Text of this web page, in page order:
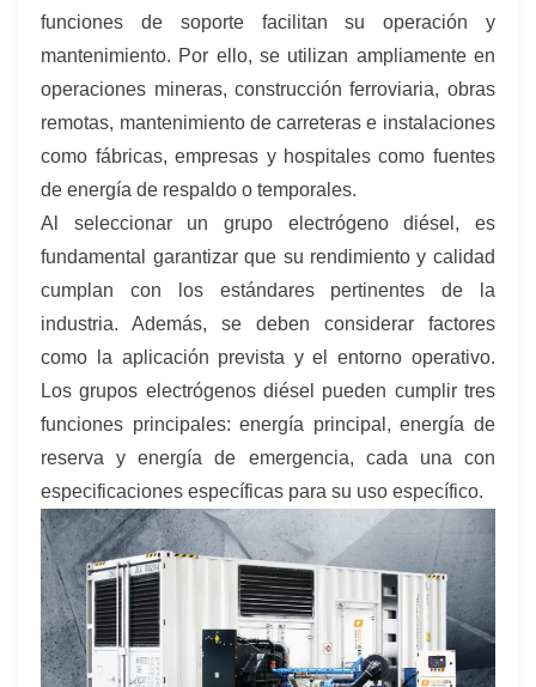
funciones de soporte facilitan su operación y
mantenimiento. Por ello, se utilizan ampliamente en
operaciones mineras, construcción ferroviaria, obras
remotas, mantenimiento de carreteras e instalaciones
como fábricas, empresas y hospitales como fuentes
de energía de respaldo o temporales.
Al seleccionar un grupo electrógeno diésel, es
fundamental garantizar que su rendimiento y calidad
cumplan con los estándares pertinentes de la
industria. Además, se deben considerar factores
como la aplicación prevista y el entorno operativo.
Los grupos electrógenos diésel pueden cumplir tres
funciones principales: energía principal, energía de
reserva y energía de emergencia, cada una con
especificaciones específicas para su uso específico.